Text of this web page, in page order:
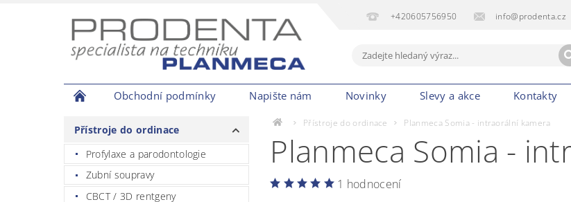
+420605756950 info@prodenta.cz
Obchodní podmínky Napište nám Novinky Slevy a akce Kontakty
Přístroje do ordinace
Profylaxe a parodontologie
Zubní soupravy
CBCT / 3D rentgeny
Přístroje do ordinace Planmeca Somia - intraorální kamera
Planmeca Somia -
1 hodnocení